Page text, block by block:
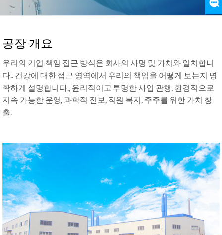
공장 개요
우리의 기업 책임 접근 방식은 회사의 사명 및 가치와 일치합니
다.. 건강에 대한 접근 영역에서 우리의 책임을 어떻게 보는지 명
확하게 설명합니다., 윤리적이고 투명한 사업 관행, 환경적으로
지속 가능한 운영, 과학적 진보, 직원 복지, 주주를 위한 가치 창
출.